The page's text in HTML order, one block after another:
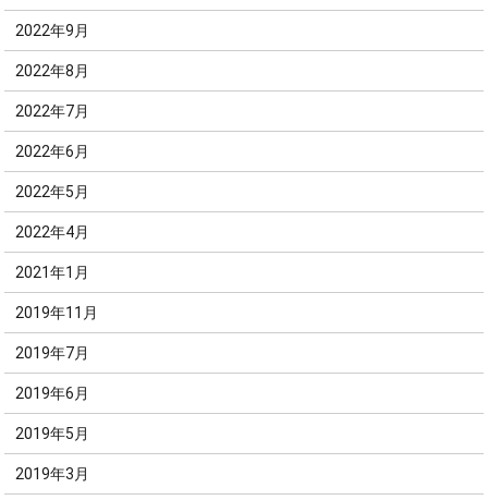
2022年9月
2022年8月
2022年7月
2022年6月
2022年5月
2022年4月
2021年1月
2019年11月
2019年7月
2019年6月
2019年5月
2019年3月